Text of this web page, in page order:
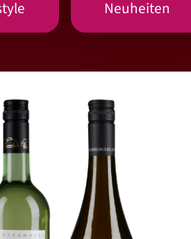
Neuheiten